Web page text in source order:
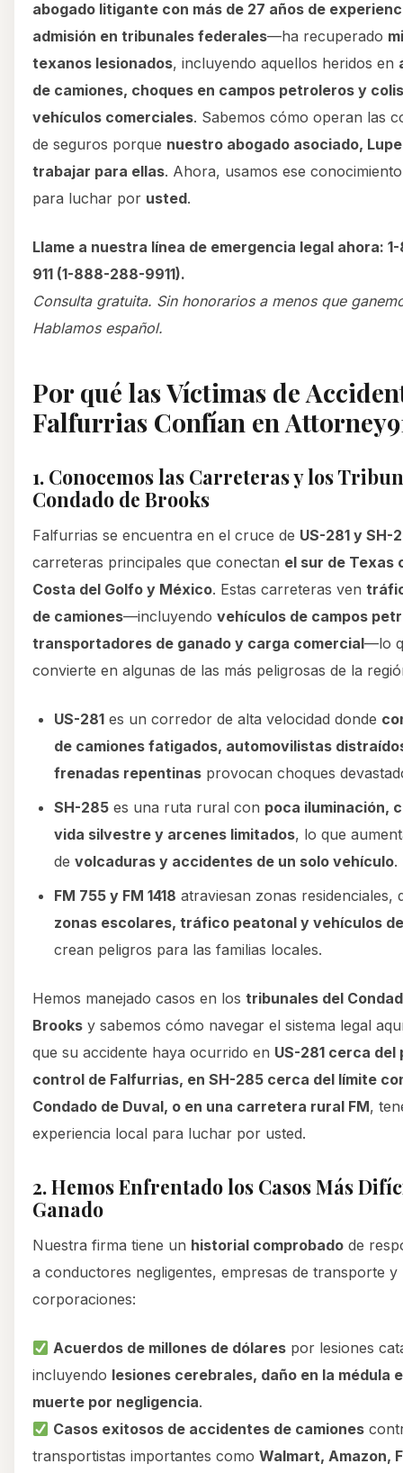
abogado litigante con más de 27 años de
admisión en tribunales federales—ha recuperado
texanos lesionados, incluyendo aquellos heridos en
de camiones, choques en campos petroleros y
vehículos comerciales. Sabemos cómo operan las
de seguros porque nuestro abogado asociado,
trabajar para ellas. Ahora, usamos ese
para luchar por usted.
Llame a nuestra línea de emergencia legal ahora:
911 (1-888-288-9911).
Consulta gratuita. Sin honorarios a menos que
Hablamos español.
Por qué las Víctimas de
Falfurrias Confían en
1. Conocemos las Carreteras y los
Condado de Brooks
Falfurrias se encuentra en el cruce de US-281 y SH-
carreteras principales que conectan el sur de Texas
Costa del Golfo y México. Estas carreteras ven
de camiones—incluyendo vehículos de campos
transportadores de ganado y carga comercial—lo
convierte en algunas de las más peligrosas de la
US-281 es un corredor de alta velocidad donde
de camiones fatigados, automovilistas
frenadas repentinas provocan choques
SH-285 es una ruta rural con poca iluminación,
vida silvestre y arcenes limitados, lo que
de volcaduras y accidentes de un solo vehículo.
FM 755 y FM 1418 atraviesan zonas residenciales,
zonas escolares, tráfico peatonal y vehículos
crean peligros para las familias locales.
Hemos manejado casos en los tribunales del
Brooks y sabemos cómo navegar el sistema legal
que su accidente haya ocurrido en US-281 cerca del
control de Falfurrias, en SH-285 cerca del límite
Condado de Duval, o en una carretera rural FM,
experiencia local para luchar por usted.
2. Hemos Enfrentado los Casos Más
Ganado
Nuestra firma tiene un historial comprobado de
a conductores negligentes, empresas de transporte y
corporaciones:
Acuerdos de millones de dólares por lesiones
incluyendo lesiones cerebrales, daño en la médula
muerte por negligencia.
Casos exitosos de accidentes de camiones
transportistas importantes como Walmart, Amazon,